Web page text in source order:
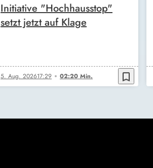
Initiative "Hochhausstop"
setzt jetzt auf Klage
5. Aug. 202617:29 02:20 Min. bookmark_border